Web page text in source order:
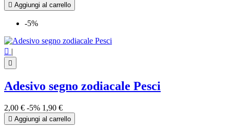
 Aggiungi al carrello
-5%
 |

Adesivo segno zodiacale Pesci
2,00 € -5% 1,90 €
 Aggiungi al carrello